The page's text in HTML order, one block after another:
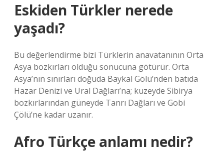
Eskiden Türkler nerede
yaşadı?
Bu değerlendirme bizi Türklerin anavatanının Orta
Asya bozkırları olduğu sonucuna götürür. Orta
Asya’nın sınırları doğuda Baykal Gölü’nden batıda
Hazar Denizi ve Ural Dağları’na; kuzeyde Sibirya
bozkırlarından güneyde Tanrı Dağları ve Gobi
Çölü’ne kadar uzanır.
Afro Türkçe anlamı nedir?